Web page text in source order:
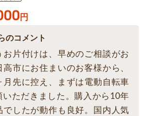
円
のコメント
お片付けは、早めのご相談がお
市にお住まいのお客様から、
月先に控え、まずは電動自転車
いただきました。購入から10年
でしたが動作も良好。国内人気